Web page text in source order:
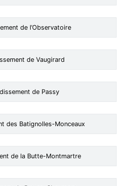
de l’Observatoire
de Vaugirard
de Passy
des Batignolles-Monceaux
de la Butte-Montmartre